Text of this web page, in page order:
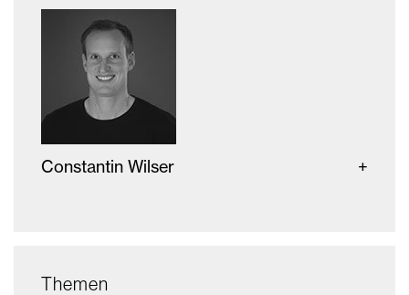
Constantin Wilser
Themen